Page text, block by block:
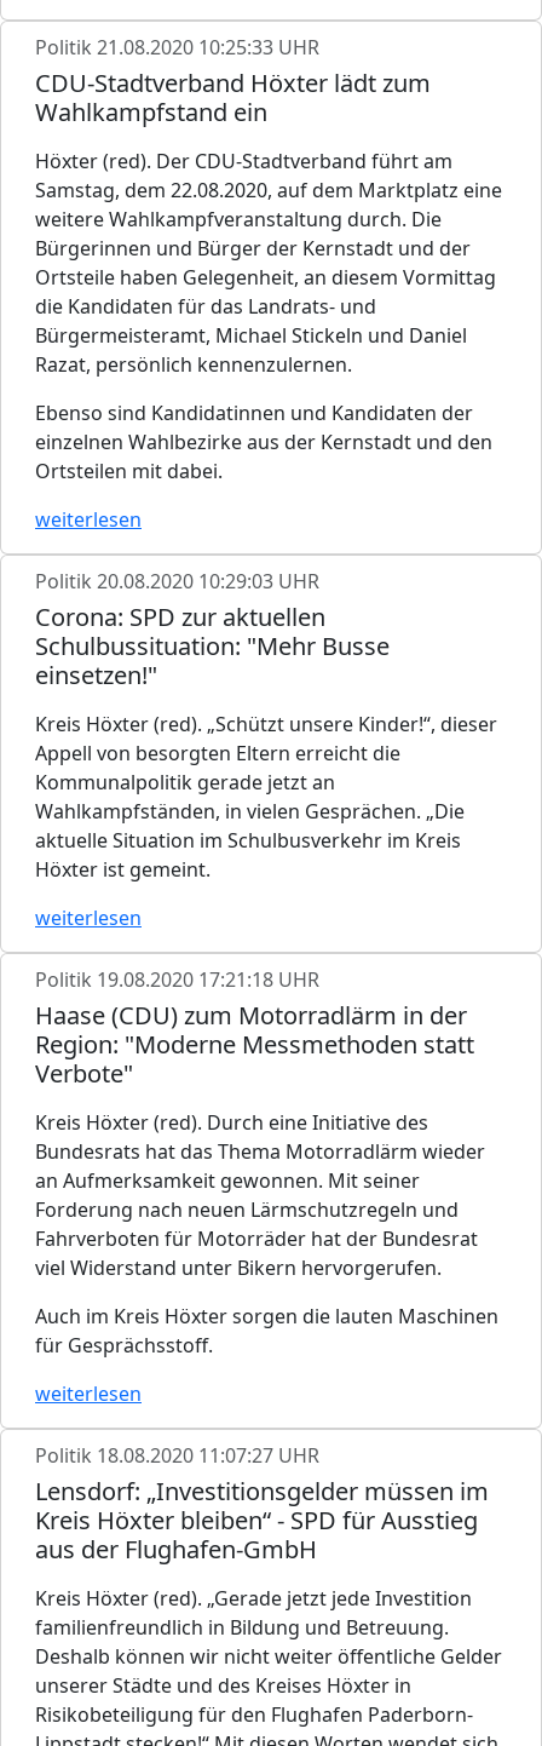
Politik 21.08.2020 10:25:33 UHR
CDU-Stadtverband Höxter lädt zum
Wahlkampfstand ein
Höxter (red). Der CDU-Stadtverband führt am
Samstag, dem 22.08.2020, auf dem Marktplatz eine
weitere Wahlkampfveranstaltung durch. Die
Bürgerinnen und Bürger der Kernstadt und der
Ortsteile haben Gelegenheit, an diesem Vormittag
die Kandidaten für das Landrats- und
Bürgermeisteramt, Michael Stickeln und Daniel
Razat, persönlich kennenzulernen.
Ebenso sind Kandidatinnen und Kandidaten der
einzelnen Wahlbezirke aus der Kernstadt und den
Ortsteilen mit dabei.
weiterlesen
Politik 20.08.2020 10:29:03 UHR
Corona: SPD zur aktuellen
Schulbussituation: "Mehr Busse
einsetzen!"
Kreis Höxter (red). „Schützt unsere Kinder!“, dieser
Appell von besorgten Eltern erreicht die
Kommunalpolitik gerade jetzt an
Wahlkampfständen, in vielen Gesprächen. „Die
aktuelle Situation im Schulbusverkehr im Kreis
Höxter ist gemeint.
weiterlesen
Politik 19.08.2020 17:21:18 UHR
Haase (CDU) zum Motorradlärm in der
Region: "Moderne Messmethoden statt
Verbote"
Kreis Höxter (red). Durch eine Initiative des
Bundesrats hat das Thema Motorradlärm wieder
an Aufmerksamkeit gewonnen. Mit seiner
Forderung nach neuen Lärmschutzregeln und
Fahrverboten für Motorräder hat der Bundesrat
viel Widerstand unter Bikern hervorgerufen.
Auch im Kreis Höxter sorgen die lauten Maschinen
für Gesprächsstoff.
weiterlesen
Politik 18.08.2020 11:07:27 UHR
Lensdorf: „Investitionsgelder müssen im
Kreis Höxter bleiben“ - SPD für Ausstieg
aus der Flughafen-GmbH
Kreis Höxter (red). „Gerade jetzt jede Investition
familienfreundlich in Bildung und Betreuung.
Deshalb können wir nicht weiter öffentliche Gelder
unserer Städte und des Kreises Höxter in
Risikobeteiligung für den Flughafen Paderborn-